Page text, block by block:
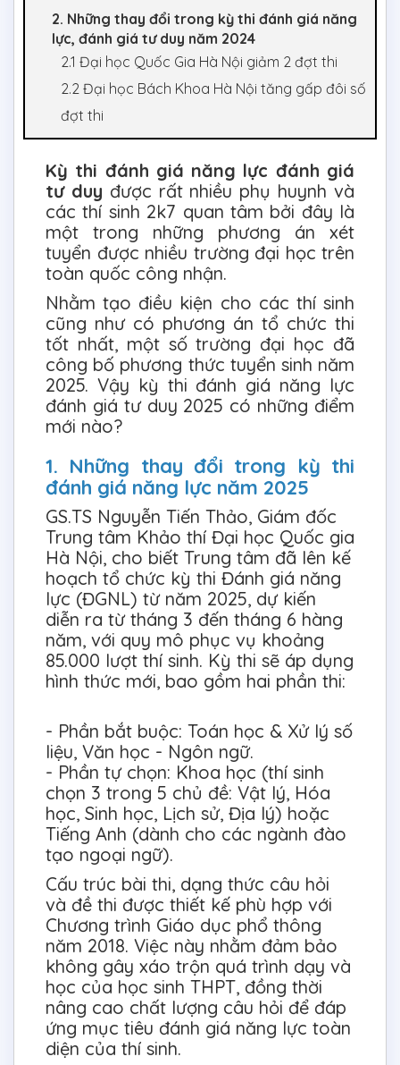
2. Những thay đổi trong kỳ thi đánh giá năng
lực, đánh giá tư duy năm 2024
2.1 Đại học Quốc Gia Hà Nội giảm 2 đợt thi
2.2 Đại học Bách Khoa Hà Nội tăng gấp đôi số
đợt thi
Kỳ thi đánh giá năng lực đánh giá
tư duy được rất nhiều phụ huynh và
các thí sinh 2k7 quan tâm bởi đây là
một trong những phương án xét
tuyển được nhiều trường đại học trên
toàn quốc công nhận.
Nhằm tạo điều kiện cho các thí sinh
cũng như có phương án tổ chức thi
tốt nhất, một số trường đại học đã
công bố phương thức tuyển sinh năm
2025. Vậy kỳ thi đánh giá năng lực
đánh giá tư duy 2025 có những điểm
mới nào?
1. Những thay đổi trong kỳ thi
đánh giá năng lực năm 2025
GS.TS Nguyễn Tiến Thảo, Giám đốc
Trung tâm Khảo thí Đại học Quốc gia
Hà Nội, cho biết Trung tâm đã lên kế
hoạch tổ chức kỳ thi Đánh giá năng
lực (ĐGNL) từ năm 2025, dự kiến
diễn ra từ tháng 3 đến tháng 6 hàng
năm, với quy mô phục vụ khoảng
85.000 lượt thí sinh. Kỳ thi sẽ áp dụng
hình thức mới, bao gồm hai phần thi:
- Phần bắt buộc: Toán học & Xử lý số
liệu, Văn học - Ngôn ngữ.
- Phần tự chọn: Khoa học (thí sinh
chọn 3 trong 5 chủ đề: Vật lý, Hóa
học, Sinh học, Lịch sử, Địa lý) hoặc
Tiếng Anh (dành cho các ngành đào
tạo ngoại ngữ).
Cấu trúc bài thi, dạng thức câu hỏi
và đề thi được thiết kế phù hợp với
Chương trình Giáo dục phổ thông
năm 2018. Việc này nhằm đảm bảo
không gây xáo trộn quá trình dạy và
học của học sinh THPT, đồng thời
nâng cao chất lượng câu hỏi để đáp
ứng mục tiêu đánh giá năng lực toàn
diện của thí sinh.